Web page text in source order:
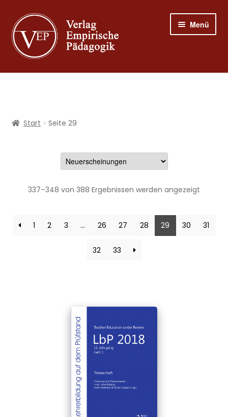
Zur
Navigation
springen
Zum
Inhalt
springen
Menü
Shop
Mein Konto
Start Seite 29
337–348 von 388 Ergebnissen werden angezeigt
1 2 3 … 26 27 28 29 30 31
32 33